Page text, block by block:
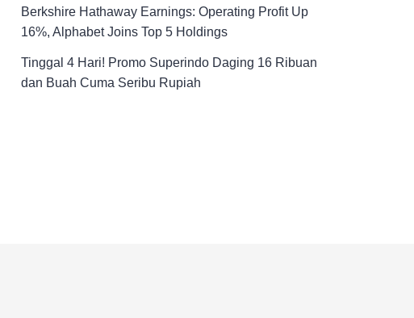
Berkshire Hathaway Earnings: Operating Profit Up
16%, Alphabet Joins Top 5 Holdings
Tinggal 4 Hari! Promo Superindo Daging 16 Ribuan
dan Buah Cuma Seribu Rupiah